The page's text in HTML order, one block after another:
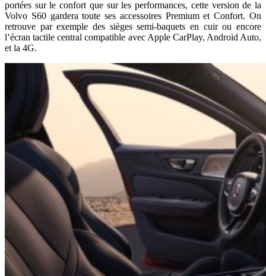
portées sur le confort que sur les performances, cette version de la
Volvo S60 gardera toute ses accessoires Premium et Confort. On
retrouve par exemple des sièges semi-baquets en cuir ou encore
l’écran tactile central compatible avec Apple CarPlay, Android Auto,
et la 4G.